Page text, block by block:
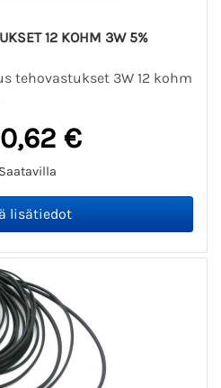
12 KOHM 3W 5%
tehovastukset 3W 12 kohm
0,62 €